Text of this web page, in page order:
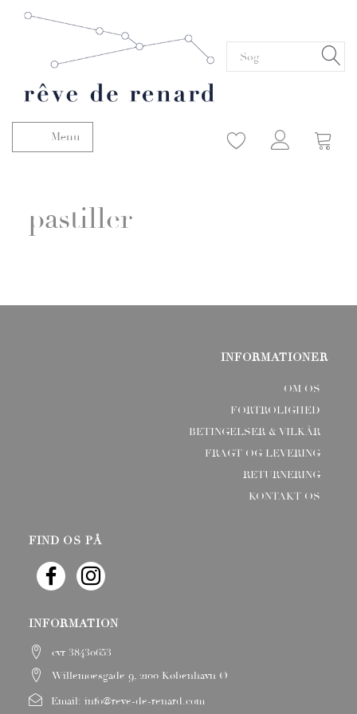
Skifte navigation
Menu
pastiller
INFORMATIONER
OM OS
FORTROLIGHED
BETINGELSER & VILKÅR
FRAGT OG LEVERING
RETURNERING
KONTAKT OS
FIND OS PÅ
INFORMATION
cvr 38430653
Willemoesgade 9, 2100 København Ø
Email: info@reve-de-renard.com